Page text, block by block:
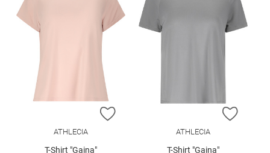
ZUR WUNSCHLISTE HINZUFÜGEN
ATHLECIA
T-Shirt "Gaina"
ZUR
ATHLECIA
T-Shirt "Gaina"